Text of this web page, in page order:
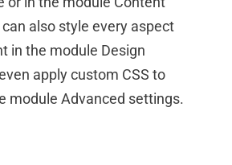
also style every aspect
in the module Design
apply custom CSS to
module Advanced settings.